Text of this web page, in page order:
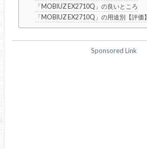
「MOBIUZ EX2710Q」の良いところ
「MOBIUZ EX2710Q」の用途別【評価】
Sponsored Link